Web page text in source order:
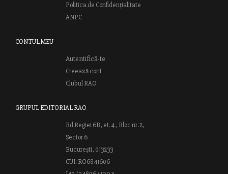
Politica de Confidențialitate
ANPC
CONTUL MEU
Autentifică-te
Creează cont
Clubul RAO
GRUPUL EDITORIAL RAO
Bd.Regiei 6B, et. 4 , Bloc nr. 2,
Sector 6
București, 013233
CUI: RO6841606